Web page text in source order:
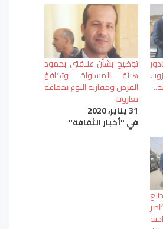
توضيح بشأن علاقتي بجمود
هيئة المساواة وتكافؤ
الفرص ومقاربة النوع بجماعة
تغازوت
31 يناير، 2020
في "أخبار الثقافة"